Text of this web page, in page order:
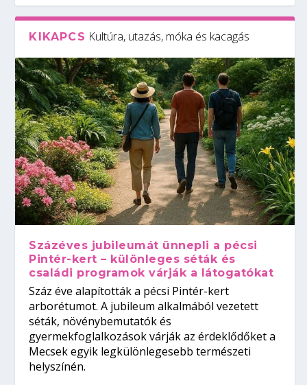
KIKAPCS Kultúra, utazás, móka és kacagás
Százéves jubileumát ünnepli a pécsi
Pintér-kert – különleges séták és
családi programok várják a látogatókat
Száz éve alapították a pécsi Pintér-kert
arborétumot. A jubileum alkalmából vezetett
séták, növénybemutatók és
gyermekfoglalkozások várják az érdeklődőket a
Mecsek egyik legkülönlegesebb természeti
helyszínén.